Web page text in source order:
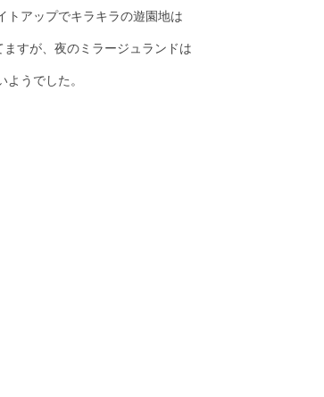
トアップでキラキラの遊園地は
すが、夜のミラージュランドは
うでした。